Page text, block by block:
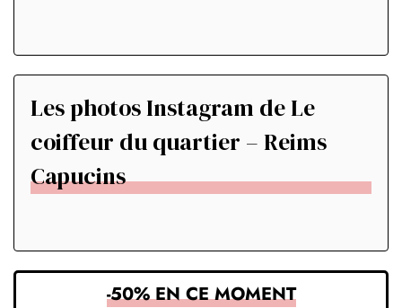
Les photos Instagram de Le
coiffeur du quartier – Reims
Capucins
-50% EN CE MOMENT